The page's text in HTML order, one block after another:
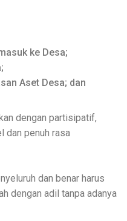
ke Desa;
Aset Desa; dan
dengan partisipatif,
dan penuh rasa
dan benar harus
dengan adil tanpa adanya